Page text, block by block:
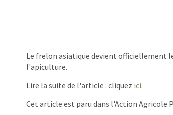
Le frelon asiatique devient officiellement
l'apiculture.
Lire la suite de l'article : cliquez ici.
Cet article est paru dans l'Action Agricole